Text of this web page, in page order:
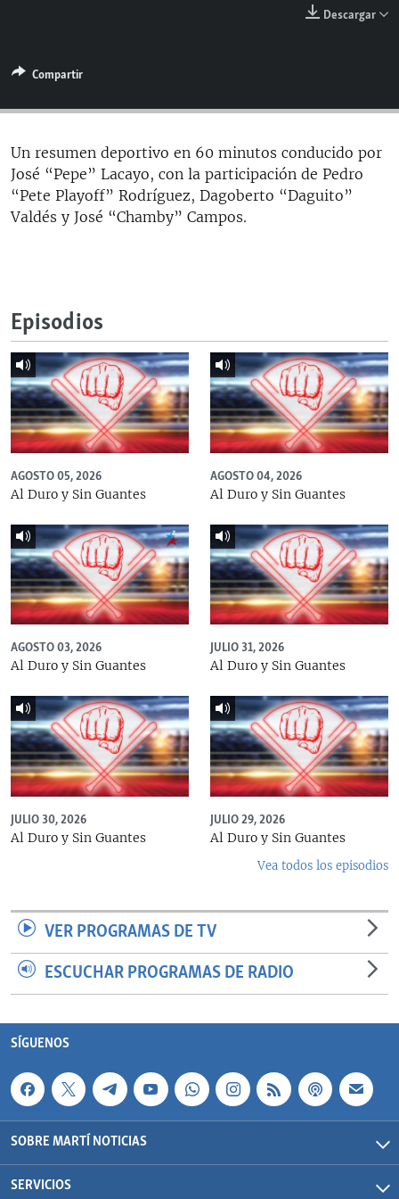
ESPECIALES
LA REALIDAD DE LA VIVIENDA EN CUBA
SER VIEJO EN CUBA
KENTU-CUBANO
LOS SANTOS DE HIALEAH
MULTIMEDIA
EDITORIALES
SÍGUENOS
Descargar
Compartir
Un resumen deportivo en 60 minutos conducido por
José “Pepe” Lacayo, con la participación de Pedro
“Pete Playoff” Rodríguez, Dagoberto “Daguito”
Valdés y José “Chamby” Campos.
Episodios
AGOSTO 05, 2026
Al Duro y Sin Guantes
AGOSTO 04, 2026
Al Duro y Sin Guantes
AGOSTO 03, 2026
Al Duro y Sin Guantes
JULIO 31, 2026
Al Duro y Sin Guantes
JULIO 30, 2026
Al Duro y Sin Guantes
JULIO 29, 2026
Al Duro y Sin Guantes
Vea todos los episodios
VER PROGRAMAS DE TV
ESCUCHAR PROGRAMAS DE RADIO
SÍGUENOS
SOBRE MARTÍ NOTICIAS
SERVICIOS